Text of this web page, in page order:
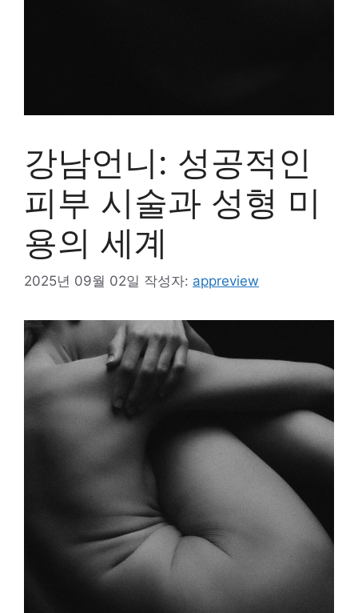
강남언니: 성공적인
피부 시술과 성형 미
용의 세계
2025년 09월 02일 작성자: appreview